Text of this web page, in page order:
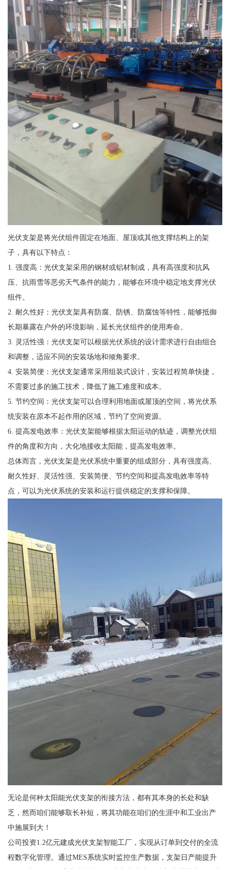
光伏支架是将光伏组件固定在地面、屋顶或其他支撑结构上的架
子，具有以下特点：
1. 强度高：光伏支架采用的钢材或铝材制成，具有高强度和抗风
压、抗雨雪等恶劣天气条件的能力，能够在环境中稳定地支撑光伏
组件。
2. 耐久性好：光伏支架具有防腐、防锈、防腐蚀等特性，能够抵御
长期暴露在户外的环境影响，延长光伏组件的使用寿命。
3. 灵活性强：光伏支架可以根据光伏系统的设计需求进行自由组合
和调整，适应不同的安装场地和倾角要求。
4. 安装简便：光伏支架通常采用组装式设计，安装过程简单快捷，
不需要过多的施工技术，降低了施工难度和成本。
5. 节约空间：光伏支架可以合理利用地面或屋顶的空间，将光伏系
统安装在原本不起作用的区域，节约了空间资源。
6. 提高发电效率：光伏支架能够根据太阳运动的轨迹，调整光伏组
件的角度和方向，大化地接收太阳能，提高发电效率。
总体而言，光伏支架是光伏系统中重要的组成部分，具有强度高、
耐久性好、灵活性强、安装简便、节约空间和提高发电效率等特
点，可以为光伏系统的安装和运行提供稳定的支撑和保障。
无论是何种太阳能光伏支架的衔接方法，都有其本身的长处和缺
乏，然而咱们能够取长补短，将其功能在咱们的生涯中和工业出产
中施展到大！
公司投资1.2亿元建成光伏支架智能工厂，实现从订单到交付的全流
程数字化管理。通过MES系统实时监控生产数据，支架日产能提升